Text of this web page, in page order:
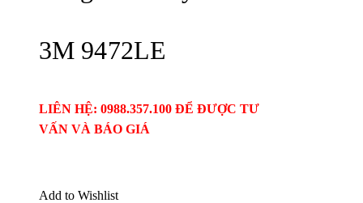
3M 9472LE
LIÊN HỆ: 0988.357.100 ĐỂ ĐƯỢC TƯ
VẤN VÀ BÁO GIÁ
Add to Wishlist